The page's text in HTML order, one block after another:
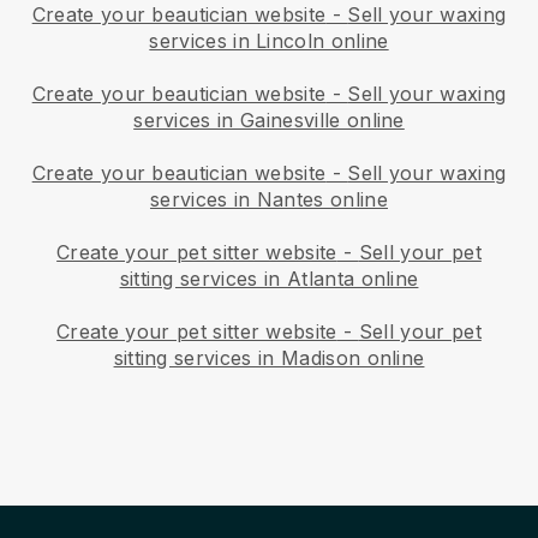
Create your beautician website - Sell your waxing
services in Lincoln online
Create your beautician website - Sell your waxing
services in Gainesville online
Create your beautician website - Sell your waxing
services in Nantes online
Create your pet sitter website - Sell your pet
sitting services in Atlanta online
Create your pet sitter website - Sell your pet
sitting services in Madison online